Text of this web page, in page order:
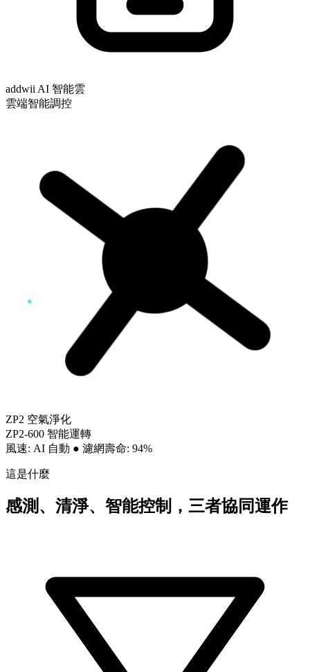
addwii AI 智能雲
雲端智能調控
ZP2 空氣淨化
ZP2-600 智能運轉
風速: AI 自動 ● 濾網壽命: 94%
這是什麼
感測、清淨、智能控制，三者協同運作